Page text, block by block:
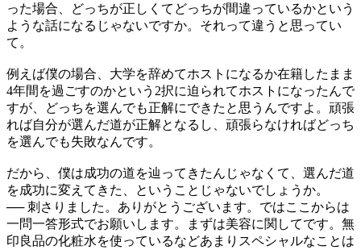
った場合、どっちが正しくてどっちが間違っているかという
ような話になるじゃないですか。それって違うと思ってい
て。
例えば僕の場合、大学を辞めてホストになるか在籍したまま
4年間を過ごすのかという2択に迫られてホストになったんで
すが、どっちを選んでも正解にできたと思うんですよ。頑張
れば自分が選んだ道が正解となるし、頑張らなければどっち
を選んでも失敗なんです。
だから、僕は成功の道を辿ってきたんじゃなくて、選んだ道
を成功に変えてきた、ということじゃないでしょうか。
── 刺さりました。ありがとうございます。ではここからは
一問一答形式でお願いします。まずは美容に関してです。無
印良品の化粧水を使っているなどあまりスペシャルなことは